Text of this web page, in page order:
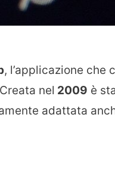
, l’applicazione che
nel 2009 è
adattata